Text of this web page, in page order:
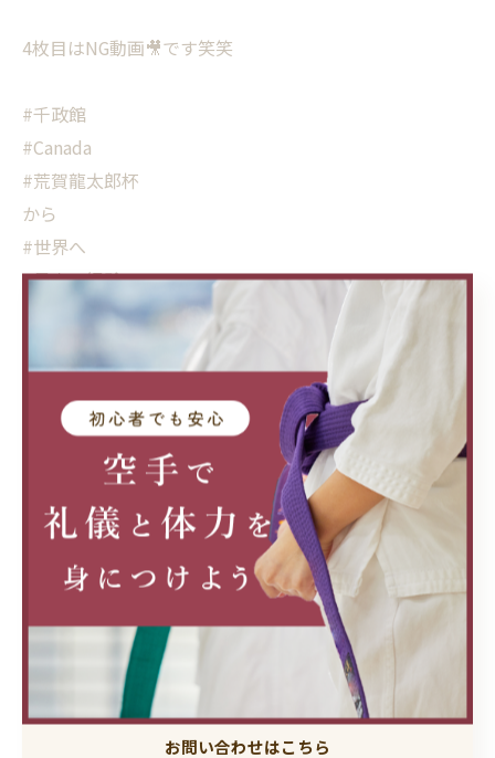
4枚目はNG動画🎥です笑笑
#千政館
#Canada
#荒賀龍太郎杯
から
#世界へ
#最高の経験
< 前のページ 一覧に戻る
カテゴリー Categories
お問い合わせはこちら